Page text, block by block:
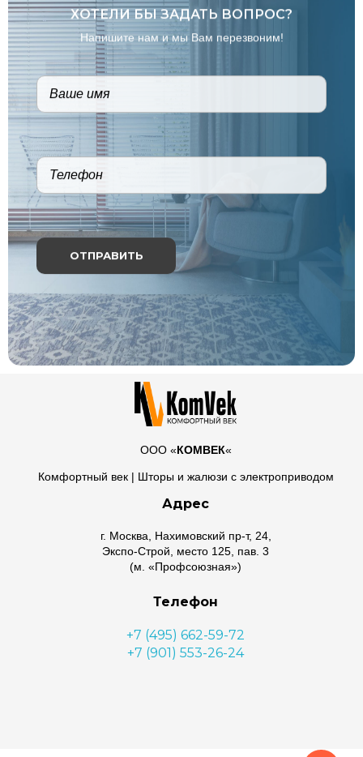
ХОТЕЛИ БЫ ЗАДАТЬ ВОПРОС?
Напишите нам и мы Вам перезвоним!
ООО «КОМВЕК«
Комфортный век | Шторы и жалюзи с электроприводом
Адрес
г. Москва, Нахимовский пр-т, 24,
Экспо-Строй, место 125, пав. 3
(м. «Профсоюзная»)
Телефон
+7 (495) 662-59-72
+7 (901) 553-26-24